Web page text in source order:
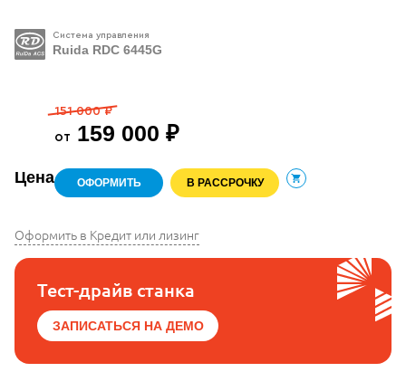
Система управления
Ruida RDC 6445G
Цена
151 000 ₽
от 159 000 ₽
ОФОРМИТЬ В РАССРОЧКУ В корзину
Оформить в Кредит или лизинг
Тест-драйв станка
ЗАПИСАТЬСЯ НА ДЕМО